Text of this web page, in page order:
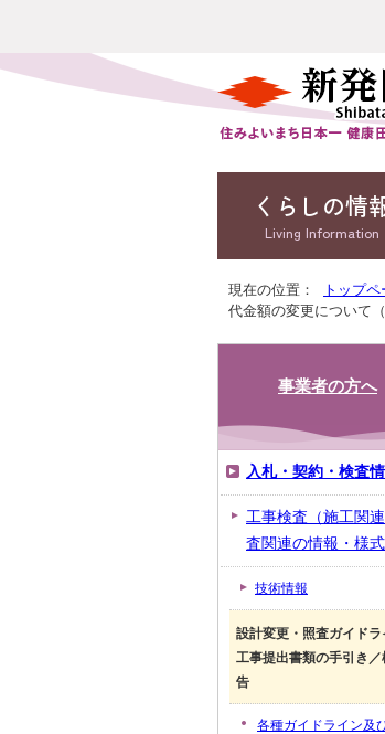
くらしの情
Living Information
現在の位置： トップペ
代金額の変更について
事業者の方へ
入札・契約・検査
工事検査（施工関
査関連の情報・様式
技術情報
設計変更・照査ガイドラ
工事提出書類の手引き／
告
各種ガイドライン及